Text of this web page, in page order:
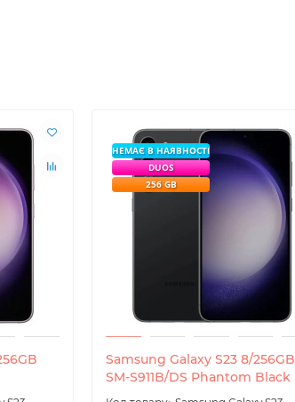
Samsung Galaxy S23 8/256GB
SM-S911B/DS Phantom Black
НЕМАЄ В НАЯВНОСТІ
DUOS
256 GB